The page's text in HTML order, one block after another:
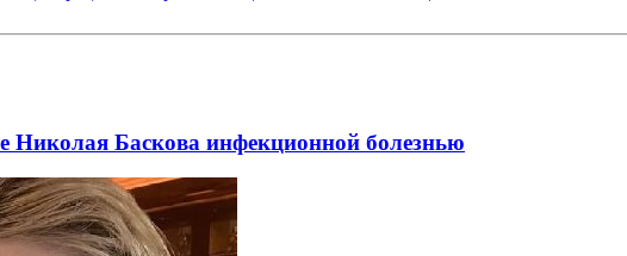
Николая Баскова инфекционной болезнью